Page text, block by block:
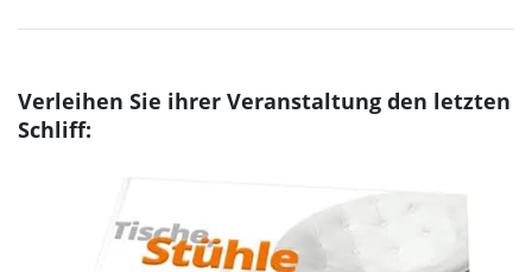
Verleihen Sie ihrer Veranstaltung den letzten
Schliff: